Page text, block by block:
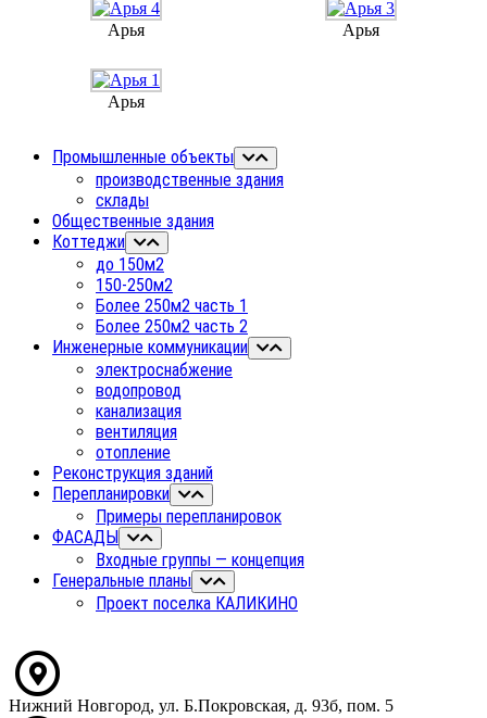
Арья Арья
Арья
Промышленные объекты
производственные здания
склады
Общественные здания
Коттеджи
до 150м2
150-250м2
Более 250м2 часть 1
Более 250м2 часть 2
Инженерные коммуникации
электроснабжение
водопровод
канализация
вентиляция
отопление
Реконструкция зданий
Перепланировки
Примеры перепланировок
ФАСАДЫ
Входные группы — концепция
Генеральные планы
Проект поселка КАЛИКИНО
Нижний Новгород, ул. Б.Покровская, д. 93б, пом. 5